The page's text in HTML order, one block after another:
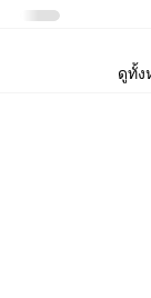
ดูทั้ง